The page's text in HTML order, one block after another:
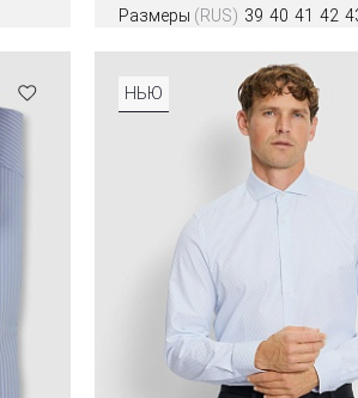
Размеры (RUS) 39 40 41 42
Цвета
НЬЮ